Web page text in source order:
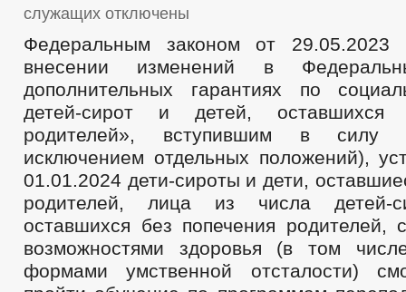
служащих отключены
Федеральным законом от
внесении изменений в
дополнительных гарантиях по
детей-сирот и детей, оставшихся
родителей», вступившим в силу
исключением отдельных положений),
01.01.2024 дети-сироты и дети,
родителей, лица из числа детей-
оставшихся без попечения родителей,
возможностями здоровья (в том
формами умственной отсталости)